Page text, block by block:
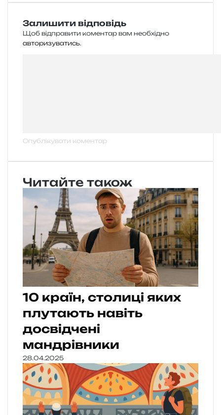
Залишити відповідь
Щоб відправити коментар вам необхідно
авторизуватись.
Читайте також
10 країн, столиці яких
плутають навіть
досвідчені
мандрівники
28.04.2025